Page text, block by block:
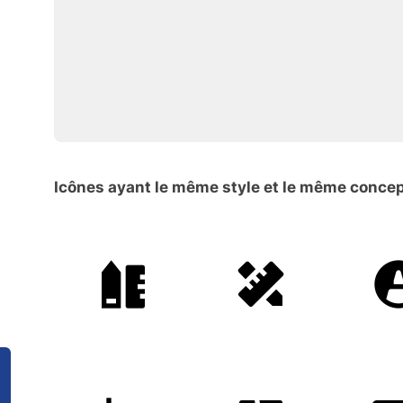
Icônes ayant le même style et le même